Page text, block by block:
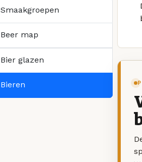
Smaakgroepen
Beer map
Bier glazen
Bieren